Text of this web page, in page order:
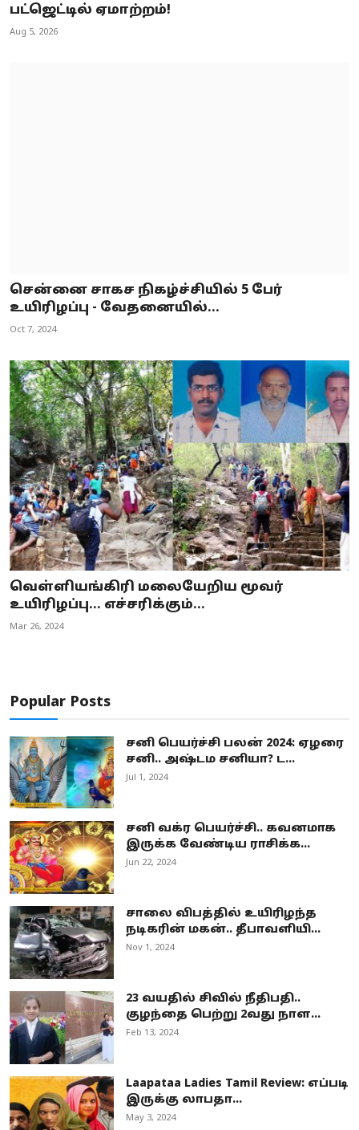
பட்ஜெட்டில் ஏமாற்றம்!
Aug 5, 2026
சென்னை சாகச நிகழ்ச்சியில் 5 பேர்
உயிரிழப்பு - வேதனையில்...
Oct 7, 2024
வெள்ளியங்கிரி மலையேறிய மூவர்
உயிரிழப்பு... எச்சரிக்கும்...
Mar 26, 2024
Popular Posts
சனி பெயர்ச்சி பலன் 2024: ஏழரை
சனி.. அஷ்டம சனியா? ட...
Jul 1, 2024
சனி வக்ர பெயர்ச்சி.. கவனமாக
இருக்க வேண்டிய ராசிக்க...
Jun 22, 2024
சாலை விபத்தில் உயிரிழந்த
நடிகரின் மகன்.. தீபாவளியி...
Nov 1, 2024
23 வயதில் சிவில் நீதிபதி..
குழந்தை பெற்று 2வது நாள...
Feb 13, 2024
Laapataa Ladies Tamil Review: எப்படி
இருக்கு லாபதா...
May 3, 2024